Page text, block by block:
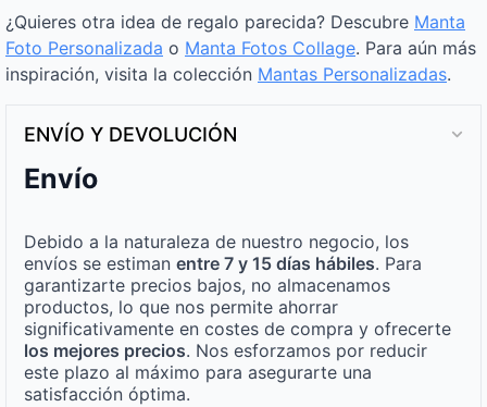
¿Quieres otra idea de regalo parecida? Descubre Manta
Foto Personalizada o Manta Fotos Collage. Para aún más
inspiración, visita la colección Mantas Personalizadas.
ENVÍO Y DEVOLUCIÓN
Envío
Debido a la naturaleza de nuestro negocio, los
envíos se estiman entre 7 y 15 días hábiles. Para
garantizarte precios bajos, no almacenamos
productos, lo que nos permite ahorrar
significativamente en costes de compra y ofrecerte
los mejores precios. Nos esforzamos por reducir
este plazo al máximo para asegurarte una
satisfacción óptima.